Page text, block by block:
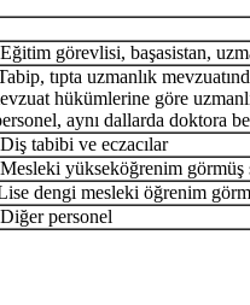
görevlisi, başasistan,
tıpta uzmanlık
hükümlerine göre
aynı dallarda doktora
tabibi ve eczacılar
yükseköğrenim görmüş
dengi mesleki öğrenim
personel